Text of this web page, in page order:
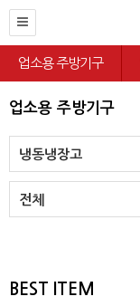
업소용 주방기구
업소용 주방기구
냉동냉장고
전체
BEST ITEM